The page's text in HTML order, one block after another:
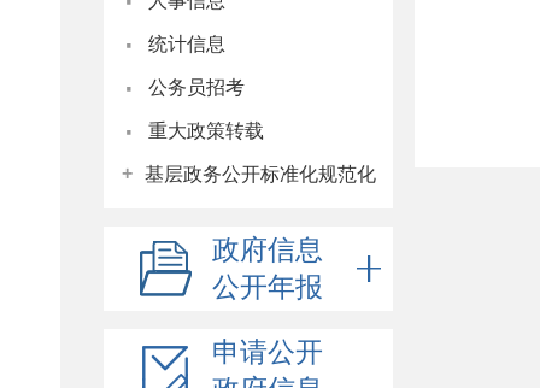
· 统计信息
· 公务员招考
· 重大政策转载
+ 基层政务公开标准化规范化
政府信息
公开年报
申请公开